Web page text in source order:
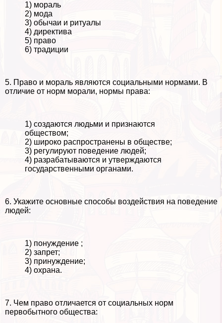
1) мораль
2) мода
3) обычаи и ритуалы
4) директива
5) право
6) традиции
5. Право и мораль являются социальными нормами. В
отличие от норм морали, нормы права:
1) создаются людьми и признаются
обществом;
2) широко распространены в обществе;
3) регулируют поведение людей;
4) разpaбатываются и утверждаются
государственными органами.
6. Укажите основные способы воздействия на поведение
людей:
1) понуждение ;
2) запрет;
3) принуждение;
4) охрана.
7. Чем право отличается от социальных норм
первобытного общества: